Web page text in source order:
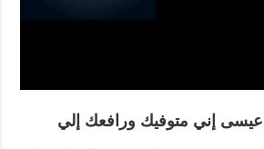
إلي
عيسى إني متوفيك ورافعك إلي